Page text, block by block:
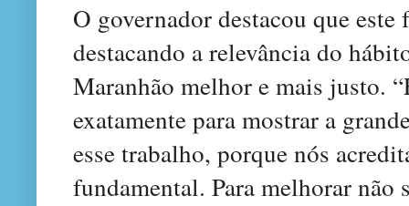
O governador destacou que
destacando a relevância do
Maranhão melhor e mais justo.
exatamente para mostrar a
esse trabalho, porque nós
fundamental. Para melhorar não